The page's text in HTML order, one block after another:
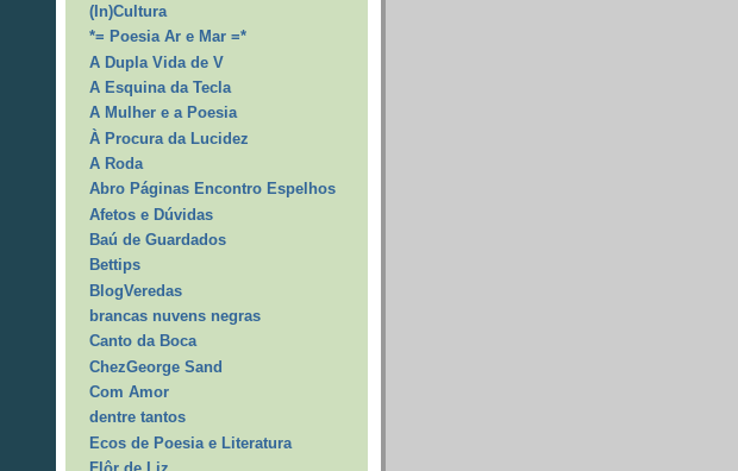
(In)Cultura
*= Poesia Ar e Mar =*
A Dupla Vida de V
A Esquina da Tecla
A Mulher e a Poesia
À Procura da Lucidez
A Roda
Abro Páginas Encontro Espelhos
Afetos e Dúvidas
Baú de Guardados
Bettips
BlogVeredas
brancas nuvens negras
Canto da Boca
ChezGeorge Sand
Com Amor
dentre tantos
Ecos de Poesia e Literatura